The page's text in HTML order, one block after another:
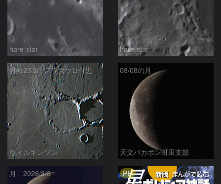
hare-star hare-star
月齢23.3のフラマウロ付近
ウィルキンソン
08/08の月
天文バカボン町田支部
月、2026/8/8 PR